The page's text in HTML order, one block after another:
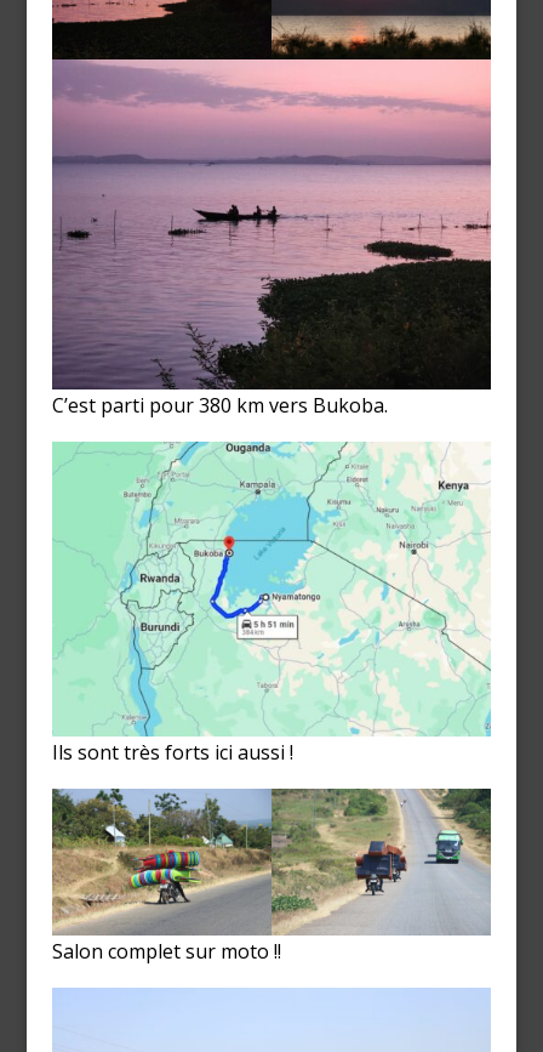
C’est parti pour 380 km vers Bukoba.
Ils sont très forts ici aussi !
Salon complet sur moto !!